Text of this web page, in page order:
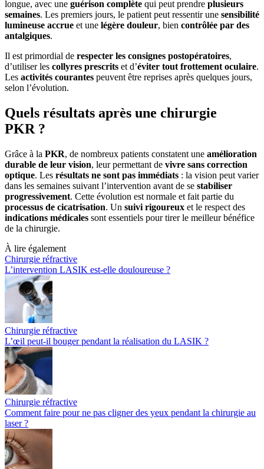
longue, avec une guérison complète qui peut prendre plusieurs
semaines. Les premiers jours, le patient peut ressentir une sensibilité
lumineuse accrue et une légère douleur, bien contrôlée par des
antalgiques.
Il est primordial de respecter les consignes postopératoires,
d’utiliser les collyres prescrits et d’éviter tout frottement oculaire.
Les activités courantes peuvent être reprises après quelques jours,
selon l’évolution.
Quels résultats après une chirurgie
PKR ?
Grâce à la PKR, de nombreux patients constatent une amélioration
durable de leur vision, leur permettant de vivre sans correction
optique. Les résultats ne sont pas immédiats : la vision peut varier
dans les semaines suivant l’intervention avant de se stabiliser
progressivement. Cette évolution est normale et fait partie du
processus de cicatrisation. Un suivi rigoureux et le respect des
indications médicales sont essentiels pour tirer le meilleur bénéfice
de la chirurgie.
À lire également
Chirurgie réfractive
L’intervention LASIK est-elle douloureuse ?
Chirurgie réfractive
L’œil peut-il bouger pendant la réalisation du LASIK ?
Chirurgie réfractive
Comment faire pour ne pas cligner des yeux pendant la chirurgie au
laser ?